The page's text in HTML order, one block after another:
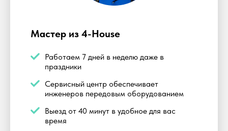
Мастер из 4-House
Работаем 7 дней в неделю даже в
праздники
Сервисный центр обеспечивает
инженеров передовым оборудованием
Выезд от 40 минут в удобное для вас
время